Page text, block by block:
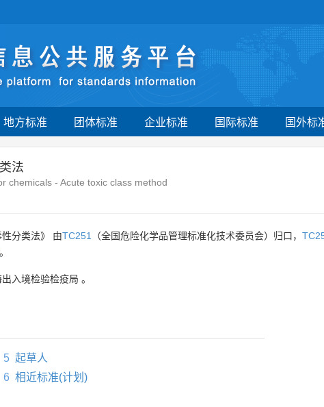
地方标准 团体标准 企业标准 国际标准 国外标
法
chemicals - Acute toxic class method
分类法》 由TC251 （全国危险化学品管理标准化技术委员会）归口，
。
出入境检验检疫局 。
5 起草人
6 相近标准(计划)